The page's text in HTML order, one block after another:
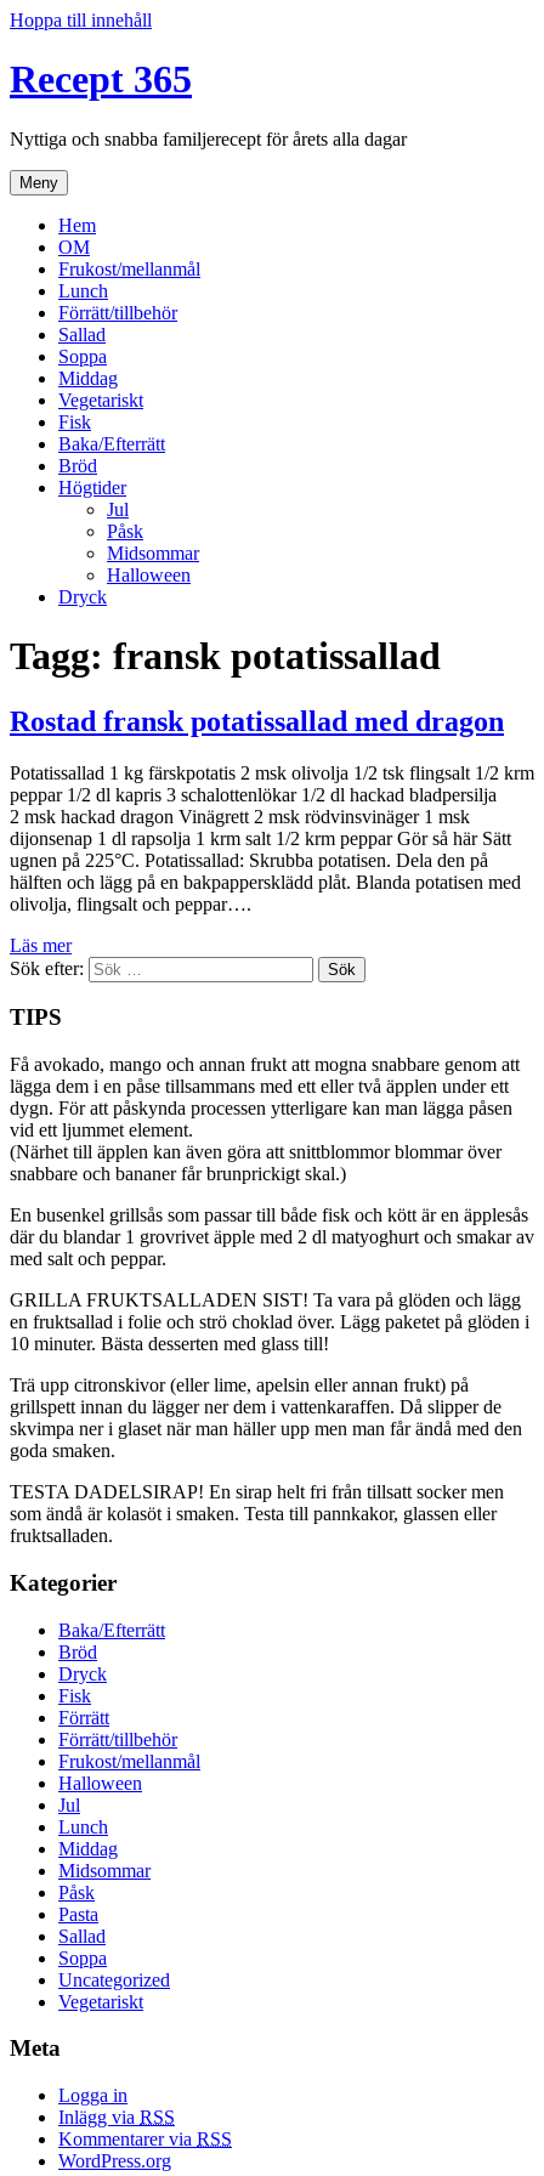
Hoppa till innehåll
Recept 365
Nyttiga och snabba familjerecept för årets alla dagar
Meny
Hem
OM
Frukost/mellanmål
Lunch
Förrätt/tillbehör
Sallad
Soppa
Middag
Vegetariskt
Fisk
Baka/Efterrätt
Bröd
Högtider
Jul
Påsk
Midsommar
Halloween
Dryck
Tagg: fransk potatissallad
Rostad fransk potatissallad med dragon
Potatissallad 1 kg färskpotatis 2 msk olivolja 1/2 tsk flingsalt 1/2 krm
peppar 1/2 dl kapris 3 schalottenlökar 1/2 dl hackad bladpersilja
2 msk hackad dragon Vinägrett 2 msk rödvinsvinäger 1 msk
dijonsenap 1 dl rapsolja 1 krm salt 1/2 krm peppar Gör så här Sätt
ugnen på 225°C. Potatissallad: Skrubba potatisen. Dela den på
hälften och lägg på en bakpappersklädd plåt. Blanda potatisen med
olivolja, flingsalt och peppar….
Läs mer
Sök efter:
TIPS
Få avokado, mango och annan frukt att mogna snabbare genom att
lägga dem i en påse tillsammans med ett eller två äpplen under ett
dygn. För att påskynda processen ytterligare kan man lägga påsen
vid ett ljummet element.
(Närhet till äpplen kan även göra att snittblommor blommar över
snabbare och bananer får brunprickigt skal.)
En busenkel grillsås som passar till både fisk och kött är en äpplesås
där du blandar 1 grovrivet äpple med 2 dl matyoghurt och smakar av
med salt och peppar.
GRILLA FRUKTSALLADEN SIST! Ta vara på glöden och lägg
en fruktsallad i folie och strö choklad över. Lägg paketet på glöden i
10 minuter. Bästa desserten med glass till!
Trä upp citronskivor (eller lime, apelsin eller annan frukt) på
grillspett innan du lägger ner dem i vattenkaraffen. Då slipper de
skvimpa ner i glaset när man häller upp men man får ändå med den
goda smaken.
TESTA DADELSIRAP! En sirap helt fri från tillsatt socker men
som ändå är kolasöt i smaken. Testa till pannkakor, glassen eller
fruktsalladen.
Kategorier
Baka/Efterrätt
Bröd
Dryck
Fisk
Förrätt
Förrätt/tillbehör
Frukost/mellanmål
Halloween
Jul
Lunch
Middag
Midsommar
Påsk
Pasta
Sallad
Soppa
Uncategorized
Vegetariskt
Meta
Logga in
Inlägg via RSS
Kommentarer via RSS
WordPress.org